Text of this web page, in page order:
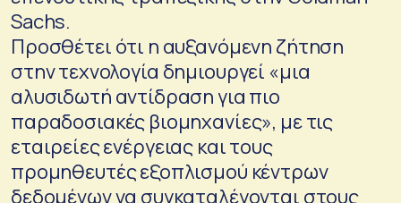
Sachs.
Προσθέτει ότι η αυξανόμενη ζήτηση
στην τεχνολογία δημιουργεί «μια
αλυσιδωτή αντίδραση για πιο
παραδοσιακές βιομηχανίες», με τις
εταιρείες ενέργειας και τους
προμηθευτές εξοπλισμού κέντρων
δεδομένων να συγκαταλέγονται στους